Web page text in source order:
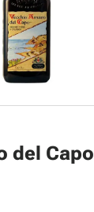
del Capo